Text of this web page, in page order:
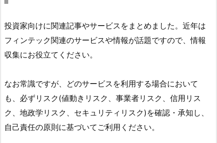
投資家向けに関連記事やサービスをまとめました。近年は
フィンテック関連のサービスや情報が話題ですので、情報
収集にお役立てください。
なお常識ですが、どのサービスを利用する場合において
も、必ずリスク(値動きリスク、事業者リスク、信用リス
ク、地政学リスク、セキュリティリスク)を確認・承知し、
自己責任の原則に基づいてご利用ください。